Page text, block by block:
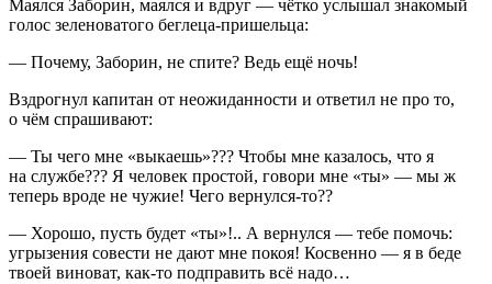
Маялся Заборин, маялся и вдруг — чётко услышал знакомый
голос зеленоватого беглеца-пришельца:
— Почему, Заборин, не спите? Ведь ещё ночь!
Вздрогнул капитан от неожиданности и ответил не про то,
о чём спрашивают:
— Ты чего мне «выкаешь»??? Чтобы мне казалось, что я
на службе??? Я человек простой, говори мне «ты» — мы ж
теперь вроде не чужие! Чего вернулся-то??
— Хорошо, пусть будет «ты»!.. А вернулся — тебе помочь:
угрызения совести не дают мне покоя! Косвенно — я в беде
твоей виноват, как-то подправить всё надо…